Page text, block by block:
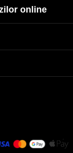
online